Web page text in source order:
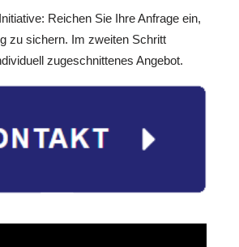
Reichen Sie Ihre Anfrage ein,
zu sichern. Im zweiten Schritt
zugeschnittenes Angebot.